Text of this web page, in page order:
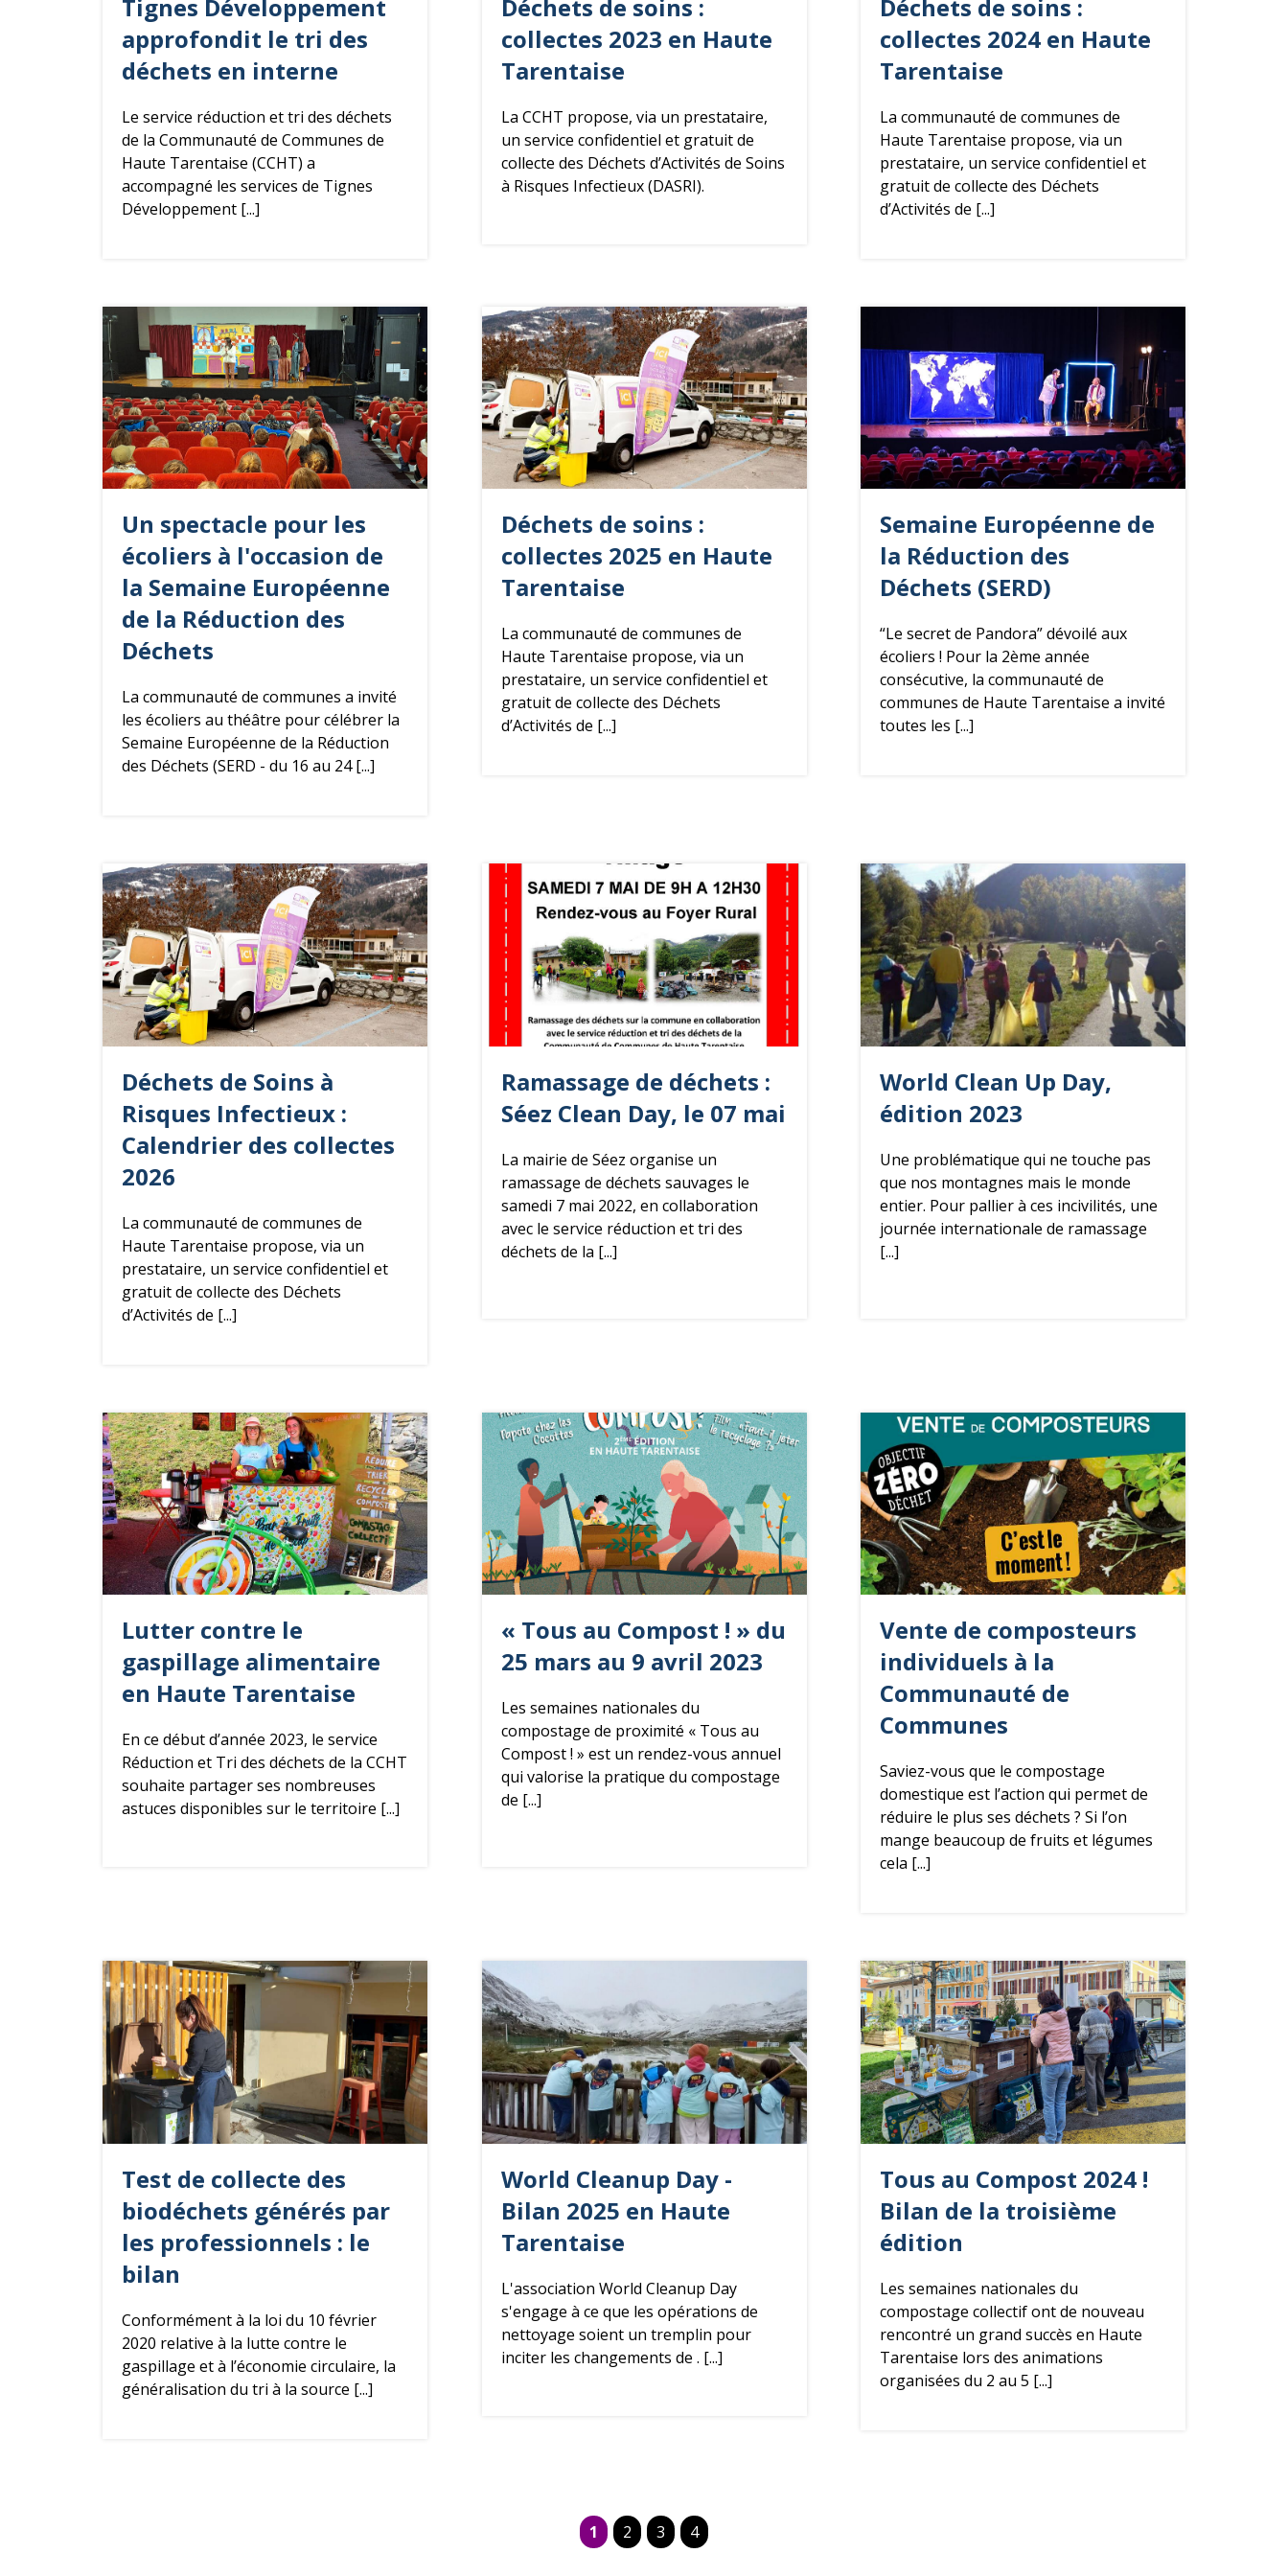
é
g
o
r
e
Tignes Développement
approfondit le tri des
déchets en interne
Le service réduction et tri des déchets
de la Communauté de Communes de
Haute Tarentaise (CCHT) a
accompagné les services de Tignes
Développement [...]
Déchets de soins :
collectes 2023 en Haute
Tarentaise
La CCHT propose, via un prestataire,
un service confidentiel et gratuit de
collecte des Déchets d’Activités de Soins
à Risques Infectieux (DASRI).
Déchets de soins :
collectes 2024 en Haute
Tarentaise
La communauté de communes de
Haute Tarentaise propose, via un
prestataire, un service confidentiel et
gratuit de collecte des Déchets
d’Activités de [...]
Un spectacle pour les
écoliers à l'occasion de
la Semaine Européenne
de la Réduction des
Déchets
La communauté de communes a invité
les écoliers au théâtre pour célébrer la
Semaine Européenne de la Réduction
des Déchets (SERD - du 16 au 24 [...]
Déchets de soins :
collectes 2025 en Haute
Tarentaise
La communauté de communes de
Haute Tarentaise propose, via un
prestataire, un service confidentiel et
gratuit de collecte des Déchets
d’Activités de [...]
Semaine Européenne de
la Réduction des
Déchets (SERD)
“Le secret de Pandora” dévoilé aux
écoliers ! Pour la 2ème année
consécutive, la communauté de
communes de Haute Tarentaise a invité
toutes les [...]
Déchets de Soins à
Risques Infectieux :
Calendrier des collectes
2026
La communauté de communes de
Haute Tarentaise propose, via un
prestataire, un service confidentiel et
gratuit de collecte des Déchets
d’Activités de [...]
Ramassage de déchets :
Séez Clean Day, le 07 mai
La mairie de Séez organise un
ramassage de déchets sauvages le
samedi 7 mai 2022, en collaboration
avec le service réduction et tri des
déchets de la [...]
World Clean Up Day,
édition 2023
Une problématique qui ne touche pas
que nos montagnes mais le monde
entier. Pour pallier à ces incivilités, une
journée internationale de ramassage
[...]
Lutter contre le
gaspillage alimentaire
en Haute Tarentaise
En ce début d’année 2023, le service
Réduction et Tri des déchets de la CCHT
souhaite partager ses nombreuses
astuces disponibles sur le territoire [...]
« Tous au Compost ! » du
25 mars au 9 avril 2023
Les semaines nationales du
compostage de proximité « Tous au
Compost ! » est un rendez-vous annuel
qui valorise la pratique du compostage
de [...]
Vente de composteurs
individuels à la
Communauté de
Communes
Saviez-vous que le compostage
domestique est l’action qui permet de
réduire le plus ses déchets ? Si l’on
mange beaucoup de fruits et légumes
cela [...]
Test de collecte des
biodéchets générés par
les professionnels : le
bilan
Conformément à la loi du 10 février
2020 relative à la lutte contre le
gaspillage et à l’économie circulaire, la
généralisation du tri à la source [...]
World Cleanup Day -
Bilan 2025 en Haute
Tarentaise
L'association World Cleanup Day
s'engage à ce que les opérations de
nettoyage soient un tremplin pour
inciter les changements de . [...]
Tous au Compost 2024 !
Bilan de la troisième
édition
Les semaines nationales du
compostage collectif ont de nouveau
rencontré un grand succès en Haute
Tarentaise lors des animations
organisées du 2 au 5 [...]
1 2 3 4